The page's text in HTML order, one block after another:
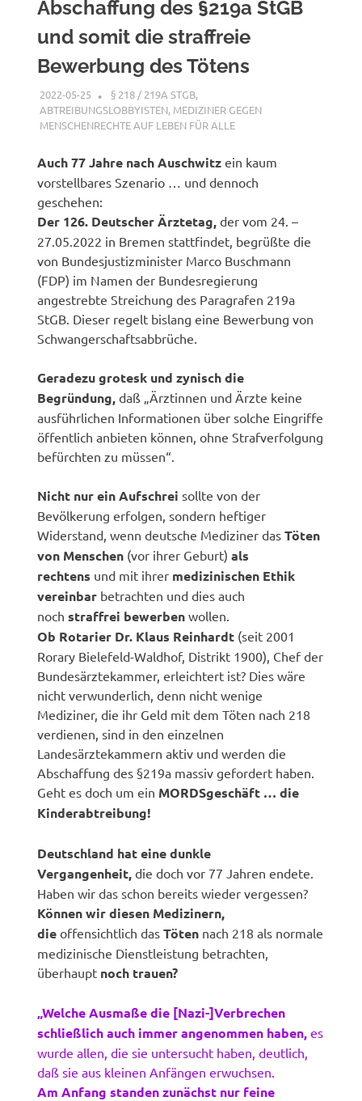
Abschaffung des §219a StGB
und somit die straffreie
Bewerbung des Tötens
2022-05-25 XX
§ 218 / 219A STGB,
ABTREIBUNGSLOBBYISTEN, MEDIZINER GEGEN
MENSCHENRECHTE AUF LEBEN FÜR ALLE
Auch 77 Jahre nach Auschwitz ein kaum
vorstellbares Szenario … und dennoch
geschehen:
Der 126. Deutscher Ärztetag, der vom 24. –
27.05.2022 in Bremen stattfindet, begrüßte die
von Bundesjustizminister Marco Buschmann
(FDP) im Namen der Bundesregierung
angestrebte Streichung des Paragrafen 219a
StGB. Dieser regelt bislang eine Bewerbung von
Schwangerschaftsabbrüche.
Geradezu grotesk und zynisch die
Begründung, daß „Ärztinnen und Ärzte keine
ausführlichen Informationen über solche Eingriffe
öffentlich anbieten können, ohne Strafverfolgung
befürchten zu müssen“.
Nicht nur ein Aufschrei sollte von der
Bevölkerung erfolgen, sondern heftiger
Widerstand, wenn deutsche Mediziner dasTöten
von Menschen (vor ihrer Geburt)als
rechtens und mit ihrer medizinischen Ethik
vereinbar betrachten und dies auch
noch straffrei bewerben wollen.
Ob Rotarier Dr. Klaus Reinhardt (seit 2001
Rorary Bielefeld-Waldhof, Distrikt 1900), Chef der
Bundesärztekammer, erleichtert ist? Dies wäre
nicht verwunderlich, denn nicht wenige
Mediziner, die ihr Geld mit dem Töten nach 218
verdienen, sind in den einzelnen
Landesärztekammern aktiv und werden die
Abschaffung des §219a massiv gefordert haben.
Geht es doch um ein MORDSgeschäft … die
Kinderabtreibung!
Deutschland hat eine dunkle
Vergangenheit, die doch vor 77 Jahren endete.
Haben wir das schon bereits wieder vergessen?
Können wir diesen Medizinern,
die offensichtlich dasTöten nach 218 als normale
medizinische Dienstleistung betrachten,
überhaupt noch trauen?
„Welche Ausmaße die [Nazi-]Verbrechen
schließlich auch immer angenommen haben,es
wurde allen, die sie untersucht haben, deutlich,
daß sie aus kleinen Anfängen erwuchsen.
Am Anfang standen zunächst nur feine